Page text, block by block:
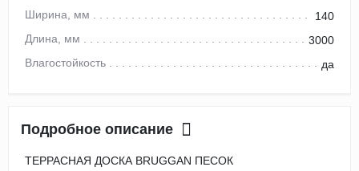
Ширина, мм
140
Длина, мм
3000
Влагостойкость
да
Подробное описание
ТЕРРАСНАЯ ДОСКА BRUGGAN ПЕСОК